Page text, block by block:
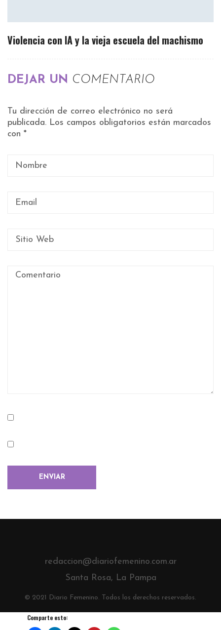
Violencia con IA y la vieja escuela del machismo
DEJAR UN COMENTARIO
Tu dirección de correo electrónico no será
publicada. Los campos obligatorios están marcados
con *
redaccion@diariofemenino.com.ar
Santa Rosa, La Pampa
© 2021 Diario Femenino. Todos los derechos reservados.
Comparte esto: